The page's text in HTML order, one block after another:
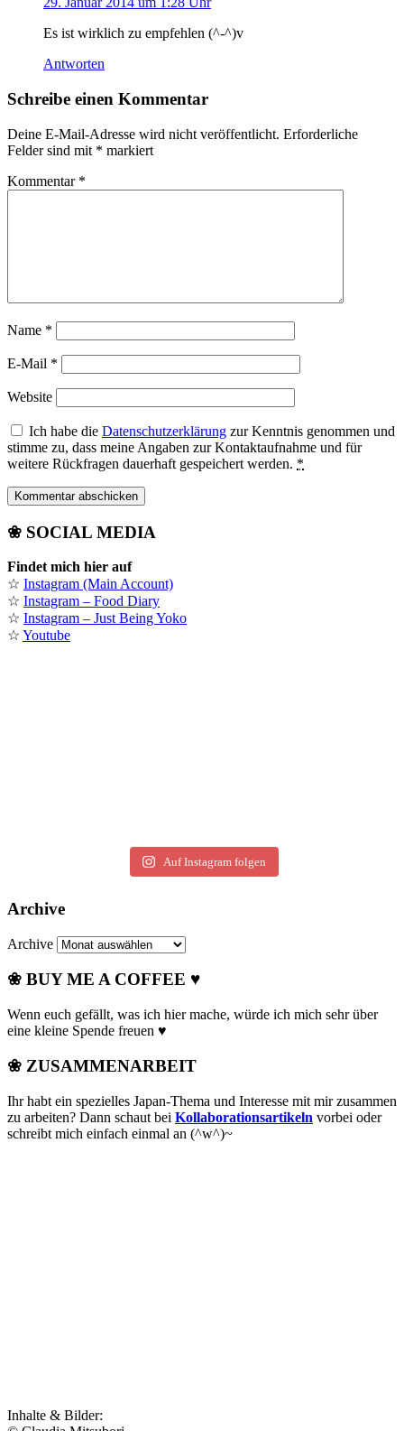
Es ist wirklich zu empfehlen (^-^)v
Antworten
Schreibe einen Kommentar
Deine E-Mail-Adresse wird nicht veröffentlicht. Erforderliche
Felder sind mit * markiert
Kommentar *
Name *
E-Mail *
Website
Ich habe die Datenschutzerklärung zur Kenntnis genommen und
stimme zu, dass meine Angaben zur Kontaktaufnahme und für
weitere Rückfragen dauerhaft gespeichert werden. *
❀ SOCIAL MEDIA
Findet mich hier auf
☆ Instagram (Main Account)
☆ Instagram – Food Diary
☆ Instagram – Just Being Yoko
☆ Youtube
Auf Instagram folgen
Archive
Archive
❀ BUY ME A COFFEE ♥
Wenn euch gefällt, was ich hier mache, würde ich mich sehr über
eine kleine Spende freuen ♥
❀ ZUSAMMENARBEIT
Ihr habt ein spezielles Japan-Thema und Interesse mit mir zusammen
zu arbeiten? Dann schaut bei Kollaborationsartikeln vorbei oder
schreibt mich einfach einmal an (^w^)~
Inhalte & Bilder: